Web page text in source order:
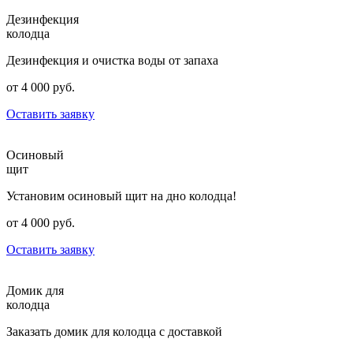
Дезинфекция
колодца
Дезинфекция и очистка воды от запаха
от 4 000 руб.
Оставить заявку
Осиновый
щит
Установим осиновый щит на дно колодца!
от 4 000 руб.
Оставить заявку
Домик для
колодца
Заказать домик для колодца с доставкой